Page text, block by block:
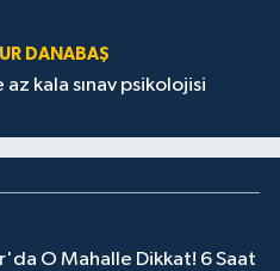
DANABAŞ
az kala sınav psikolojisi
O Mahalle Dikkat! 6 Saat